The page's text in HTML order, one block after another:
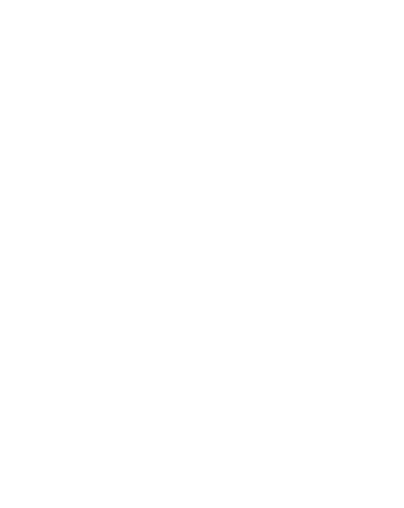
equipo. Durante esta visita, podemos traer muestras